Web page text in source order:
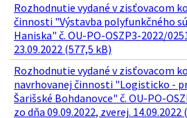
Rozhodnutie vydané v zisťovacom
činnosti "Výstavba polyfunkčného
Haniska" č. OU-PO-OSZP3-2022/
23.09.2022 (577,5 kB)
Rozhodnutie vydané v zisťovacom
navrhovanej činnosti "Logisticko -
Šarišské Bohdanovce" č. OU-PO-
zo dňa 09.09.2022, zverej. 14.09.2022